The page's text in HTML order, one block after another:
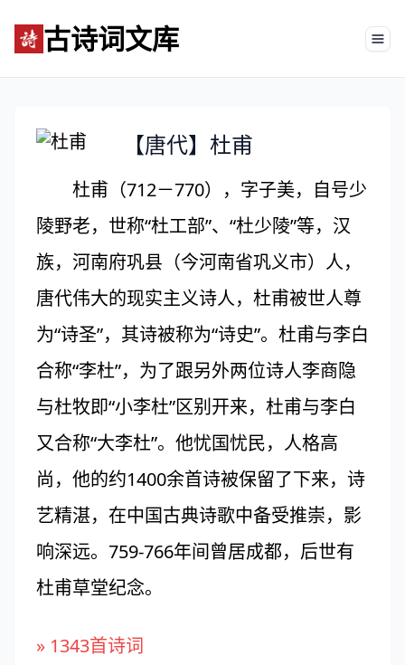
古诗词文库
【唐代】杜甫
杜甫（712－770），字子美，自号少
陵野老，世称“杜工部”、“杜少陵”等，汉
族，河南府巩县（今河南省巩义市）人，
唐代伟大的现实主义诗人，杜甫被世人尊
为“诗圣”，其诗被称为“诗史”。杜甫与李白
合称“李杜”，为了跟另外两位诗人李商隐
与杜牧即“小李杜”区别开来，杜甫与李白
又合称“大李杜”。他忧国忧民，人格高
尚，他的约1400余首诗被保留了下来，诗
艺精湛，在中国古典诗歌中备受推崇，影
响深远。759-766年间曾居成都，后世有
杜甫草堂纪念。
» 1343首诗词